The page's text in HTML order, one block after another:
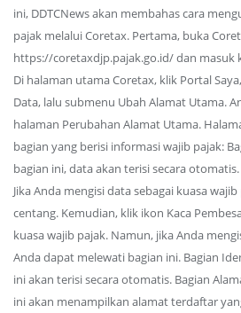
ini, DDTCNews akan membahas cara
pajak melalui Coretax. Pertama, buka
https://coretaxdjp.pajak.go.id/ dan masuk
Di halaman utama Coretax, klik Portal
Data, lalu submenu Ubah Alamat Utama.
halaman Perubahan Alamat Utama.
bagian yang berisi informasi wajib pajak:
bagian ini, data akan terisi secara
Jika Anda mengisi data sebagai kuasa
centang. Kemudian, klik ikon Kaca
kuasa wajib pajak. Namun, jika Anda
Anda dapat melewati bagian ini. Bagian
ini akan terisi secara otomatis. Bagian
ini akan menampilkan alamat terdaftar